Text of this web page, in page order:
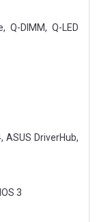
Q-DIMM, Q-LED
DriverHub,
3